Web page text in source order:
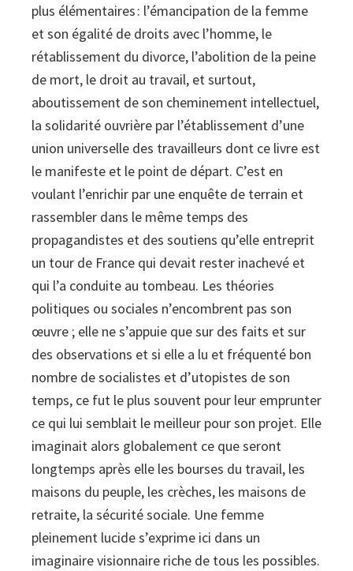
plus élémentaires : l’émancipation de la femme
et son égalité de droits avec l’homme, le
rétablissement du divorce, l’abolition de la peine
de mort, le droit au travail, et surtout,
aboutissement de son cheminement intellectuel,
la solidarité ouvrière par l’établissement d’une
union universelle des travailleurs dont ce livre est
le manifeste et le point de départ. C’est en
voulant l’enrichir par une enquête de terrain et
rassembler dans le même temps des
propagandistes et des soutiens qu’elle entreprit
un tour de France qui devait rester inachevé et
qui l’a conduite au tombeau. Les théories
politiques ou sociales n’encombrent pas son
œuvre ; elle ne s’appuie que sur des faits et sur
des observations et si elle a lu et fréquenté bon
nombre de socialistes et d’utopistes de son
temps, ce fut le plus souvent pour leur emprunter
ce qui lui semblait le meilleur pour son projet. Elle
imaginait alors globalement ce que seront
longtemps après elle les bourses du travail, les
maisons du peuple, les crèches, les maisons de
retraite, la sécurité sociale. Une femme
pleinement lucide s’exprime ici dans un
imaginaire visionnaire riche de tous les possibles.